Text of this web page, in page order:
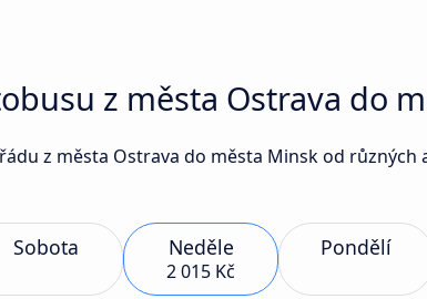
z města Ostrava do
z města Ostrava do města Minsk od různých
Sobota Neděle
2 015 Kč
Pondělí